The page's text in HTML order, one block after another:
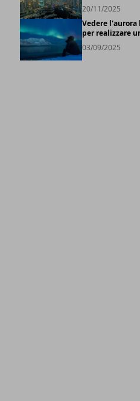
20/11/2025
Vedere l'aurora
per realizzare
03/09/2025